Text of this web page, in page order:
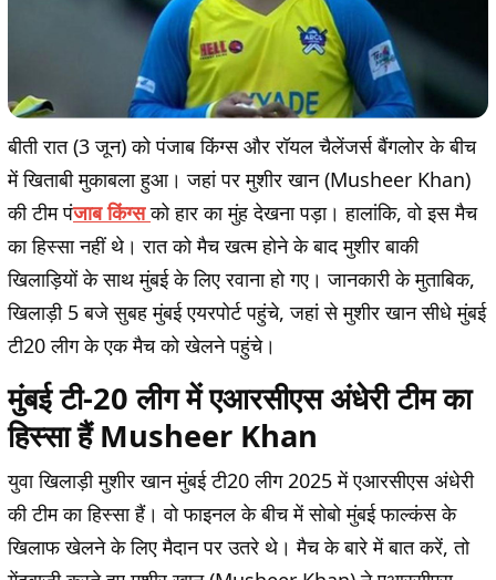
बीती रात (3 जून) को पंजाब किंग्स और रॉयल चैलेंजर्स बैंगलोर के बीच
में खिताबी मुकाबला हुआ। जहां पर मुशीर खान (Musheer Khan)
की टीम पंजाब किंग्सको हार का मुंह देखना पड़ा। हालांकि, वो इस मैच
का हिस्सा नहीं थे। रात को मैच खत्म होने के बाद मुशीर बाकी
खिलाड़ियों के साथ मुंबई के लिए रवाना हो गए। जानकारी के मुताबिक,
खिलाड़ी 5 बजे सुबह मुंबई एयरपोर्ट पहुंचे, जहां से मुशीर खान सीधे मुंबई
टी20 लीग के एक मैच को खेलने पहुंचे।
मुंबई टी-20 लीग में एआरसीएस अंधेरी टीम का
हिस्सा हैं Musheer Khan
युवा खिलाड़ी मुशीर खान मुंबई टी20 लीग 2025 में एआरसीएस अंधेरी
की टीम का हिस्सा हैं। वो फाइनल के बीच में सोबो मुंबई फाल्कंस के
खिलाफ खेलने के लिए मैदान पर उतरे थे। मैच के बारे में बात करें, तो